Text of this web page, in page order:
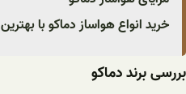
خرید انواع هواساز دماکو با
بررسی برند دماکو